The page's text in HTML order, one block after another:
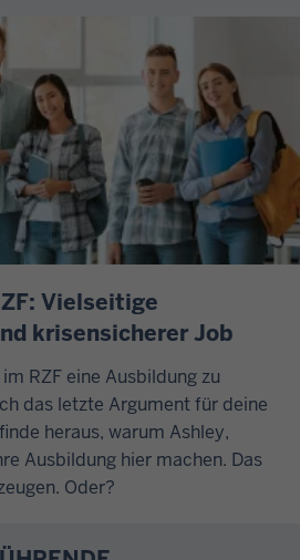
Vielseitige
krisensicherer Job
RZF eine Ausbildung zu
das letzte Argument für deine
heraus, warum Ashley,
Ausbildung hier machen. Das
Oder?